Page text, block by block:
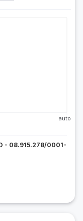
auto
- 08.915.278/0001-